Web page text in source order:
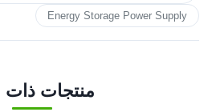
Energy Storage Power Supply
منتجات ذات